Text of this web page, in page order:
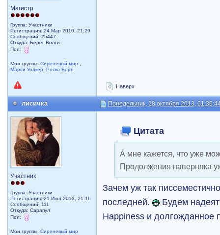
Магистр
Группа: Участники
Регистрация: 24 Мар 2010, 21:29
Сообщений: 25447
Откуда: Берег Волги
Пол:
Мои группы:Сиреневый мир
Марси Уолкер
,Роско Борн
Наверх
лисичка Понедельник, 28 октября 2013,
Участник
Группа: Участники
Регистрация: 21 Июн 2013, 21:16
Сообщений: 111
Откуда: Сарапул
Пол:
Мои группы:Сиреневый мир
Цитата
А мне кажется, что уже
Продолжения наверняка
Зачем уж так
последней.
Будем
Happiness и